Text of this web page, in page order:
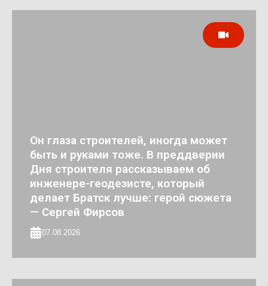
Он глаза строителей, иногда может
быть и руками тоже. В преддверии
Дня строителя рассказываем об
инженере-геодезисте, который
делает Братск лучше: герой сюжета
— Сергей Фирсов
07.08.2026